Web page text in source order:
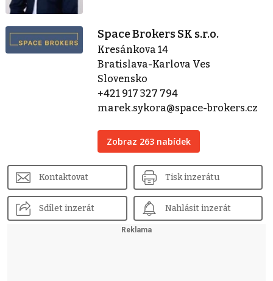
Space Brokers SK s.r.o.
Kresánkova 14
Bratislava-Karlova Ves
Slovensko
+421 917 327 794
marek.sykora@space-brokers.cz
Zobraz 263 nabídek
Kontaktovat Tisk inzerátu
Sdílet inzerát Nahlásit inzerát